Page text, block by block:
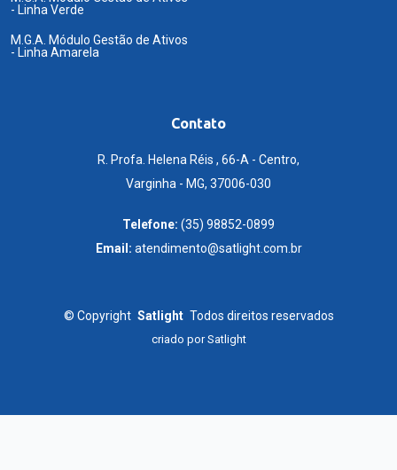
- Linha Verde
M.G.A. Módulo Gestão de Ativos
- Linha Amarela
Contato
R. Profa. Helena Réis , 66-A - Centro,
Varginha - MG, 37006-030
Telefone: (35) 98852-0899
Email: atendimento@satlight.com.br
© Copyright Satlight Todos direitos reservados
criado porSatlight